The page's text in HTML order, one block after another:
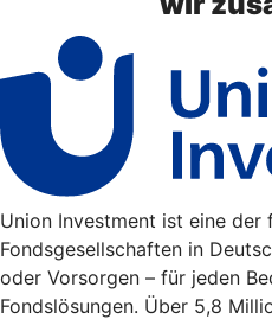
Union Investment ist eine der
Fondsgesellschaften in
oder Vorsorgen – für jeden
Fondslösungen. Über 5,8